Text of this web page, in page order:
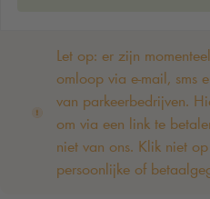
Let op: er zijn
omloop via e-mail, sms
van parkeerbedrijven.
om via een link te
niet van ons. Klik niet
persoonlijke of